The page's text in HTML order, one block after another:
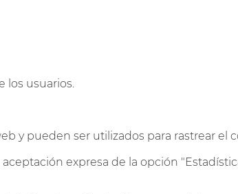
los usuarios.
y pueden ser utilizados para rastrear el
expresa de la opción